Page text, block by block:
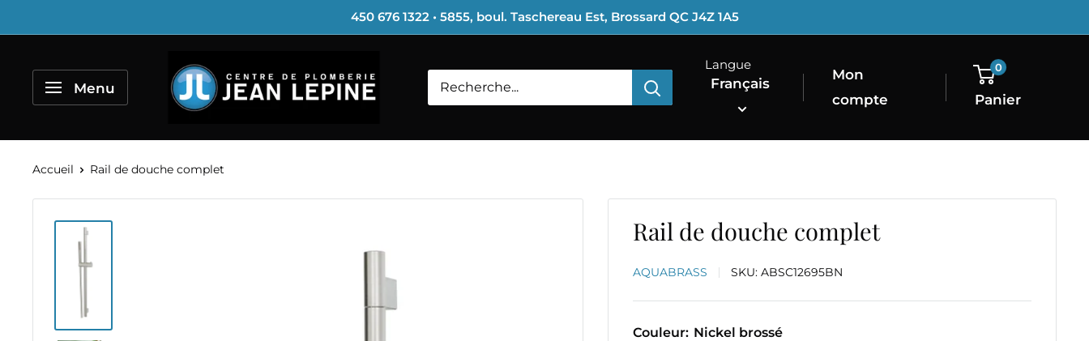
au
450 676 1322 • 5855, boul. Taschereau Est, Brossard QC J4Z 1A5
Menu
Centre
Plomberie
Langue
Français
Mon
compte
0
Panier
Accueil Rail de douche complet
Rail de douche complet
AQUABRASS SKU:ABSC12695BN
Couleur: Nickel brossé